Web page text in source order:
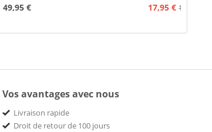
49,95 €
17,95 € 19,95 €
Vos avantages avec nous
Livraison rapide
Droit de retour de 100 jours